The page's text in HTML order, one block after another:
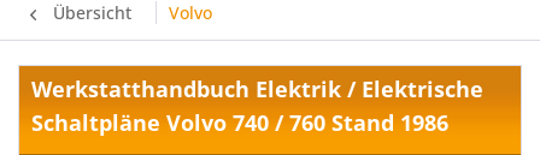
Übersicht Volvo
Werkstatthandbuch Elektrik / Elektrische
Schaltpläne Volvo 740 / 760 Stand 1986